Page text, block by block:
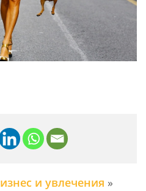
и увлечения »